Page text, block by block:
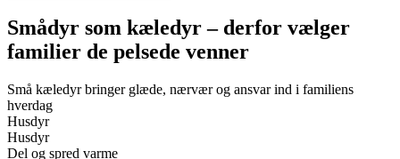
Smådyr som kæledyr – derfor vælger
familier de pelsede venner
Små kæledyr bringer glæde, nærvær og ansvar ind i familiens
hverdag
Husdyr
Husdyr
Del og spred varme